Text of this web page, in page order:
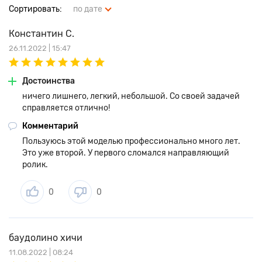
Сортировать: по дате
Константин С.
26.11.2022 | 15:47
Достоинства
ничего лишнего, легкий, небольшой. Со своей задачей
справляется отлично!
Комментарий
Пользуюсь этой моделью профессионально много лет.
Это уже второй. У первого сломался направляющий
ролик.
0 0
баудолино хичи
11.08.2022 | 08:24